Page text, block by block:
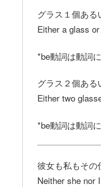
グラス１個ある
Either a glass
*be動詞は動詞
グラス２個ある
Either two
*be動詞は動詞
彼女も私もその
Neither she nor